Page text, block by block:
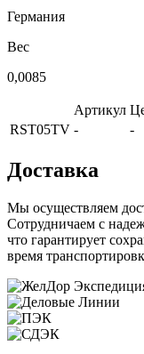
Германия
Вес
0,0085
Артикул
RST05TV - -
Доставка
Мы осуществляем
Сотрудничаем с
что гарантирует
время